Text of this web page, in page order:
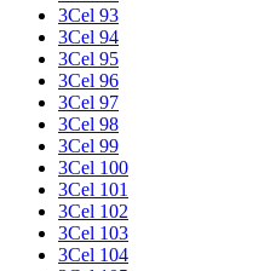
3Cel 93
3Cel 94
3Cel 95
3Cel 96
3Cel 97
3Cel 98
3Cel 99
3Cel 100
3Cel 101
3Cel 102
3Cel 103
3Cel 104